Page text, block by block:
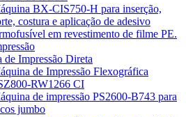
BX-CIS750-H para inserção,
costura e aplicação de adesivo
em revestimento de filme PE.
de Impressão Direta
de Impressão Flexográfica
RW1266 CI
de impressão PS2600-B743 para
jumbo